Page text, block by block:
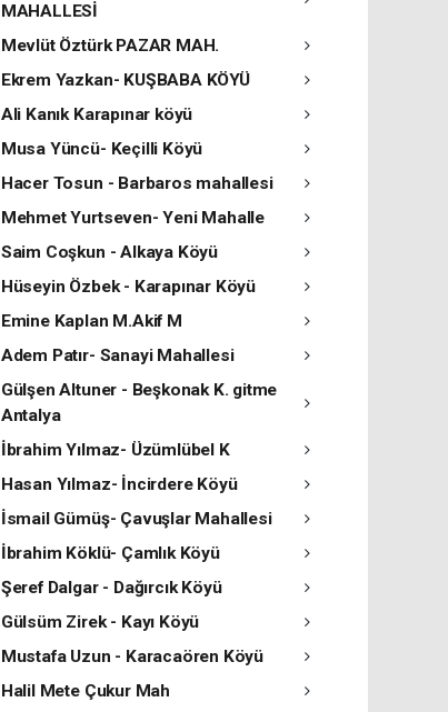
MAHALLESİ
Mevlüt Öztürk PAZAR MAH.
Ekrem Yazkan- KUŞBABA KÖYÜ
Ali Kanık Karapınar köyü
Musa Yüncü- Keçilli Köyü
Hacer Tosun - Barbaros mahallesi
Mehmet Yurtseven- Yeni Mahalle
Saim Coşkun - Alkaya Köyü
Hüseyin Özbek - Karapınar Köyü
Emine Kaplan M.Akif M
Adem Patır- Sanayi Mahallesi
Gülşen Altuner - Beşkonak K. gitme
Antalya
İbrahim Yılmaz- Üzümlübel K
Hasan Yılmaz- İncirdere Köyü
İsmail Gümüş- Çavuşlar Mahallesi
İbrahim Köklü- Çamlık Köyü
Şeref Dalgar - Dağırcık Köyü
Gülsüm Zirek - Kayı Köyü
Mustafa Uzun - Karacaören Köyü
Halil Mete Çukur Mah